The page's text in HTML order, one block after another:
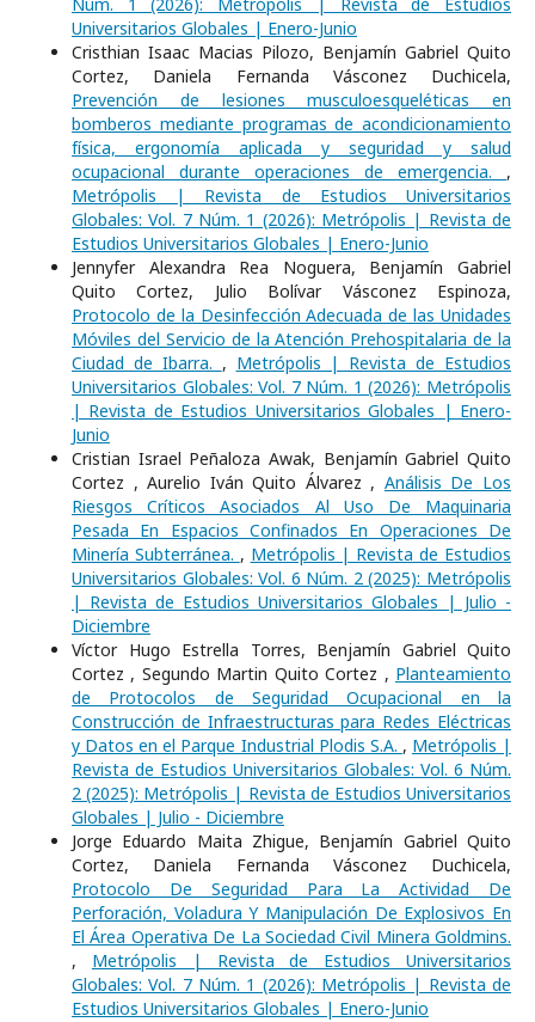
Núm. 1 (2026): Metrópolis | Revista de Estudios
Universitarios Globales | Enero-Junio
Cristhian Isaac Macias Pilozo, Benjamín Gabriel Quito
Cortez, Daniela Fernanda Vásconez Duchicela,
Prevención de lesiones musculoesqueléticas en
bomberos mediante programas de acondicionamiento
física, ergonomía aplicada y seguridad y salud
ocupacional durante operaciones de emergencia. ,
Metrópolis | Revista de Estudios Universitarios
Globales: Vol. 7 Núm. 1 (2026): Metrópolis | Revista de
Estudios Universitarios Globales | Enero-Junio
Jennyfer Alexandra Rea Noguera, Benjamín Gabriel
Quito Cortez, Julio Bolívar Vásconez Espinoza,
Protocolo de la Desinfección Adecuada de las Unidades
Móviles del Servicio de la Atención Prehospitalaria de la
Ciudad de Ibarra. , Metrópolis | Revista de Estudios
Universitarios Globales: Vol. 7 Núm. 1 (2026): Metrópolis
| Revista de Estudios Universitarios Globales | Enero-
Junio
Cristian Israel Peñaloza Awak, Benjamín Gabriel Quito
Cortez , Aurelio Iván Quito Álvarez , Análisis De Los
Riesgos Críticos Asociados Al Uso De Maquinaria
Pesada En Espacios Confinados En Operaciones De
Minería Subterránea. , Metrópolis | Revista de Estudios
Universitarios Globales: Vol. 6 Núm. 2 (2025): Metrópolis
| Revista de Estudios Universitarios Globales | Julio -
Diciembre
Víctor Hugo Estrella Torres, Benjamín Gabriel Quito
Cortez , Segundo Martin Quito Cortez , Planteamiento
de Protocolos de Seguridad Ocupacional en la
Construcción de Infraestructuras para Redes Eléctricas
y Datos en el Parque Industrial Plodis S.A. , Metrópolis |
Revista de Estudios Universitarios Globales: Vol. 6 Núm.
2 (2025): Metrópolis | Revista de Estudios Universitarios
Globales | Julio - Diciembre
Jorge Eduardo Maita Zhigue, Benjamín Gabriel Quito
Cortez, Daniela Fernanda Vásconez Duchicela,
Protocolo De Seguridad Para La Actividad De
Perforación, Voladura Y Manipulación De Explosivos En
El Área Operativa De La Sociedad Civil Minera Goldmins.
, Metrópolis | Revista de Estudios Universitarios
Globales: Vol. 7 Núm. 1 (2026): Metrópolis | Revista de
Estudios Universitarios Globales | Enero-Junio